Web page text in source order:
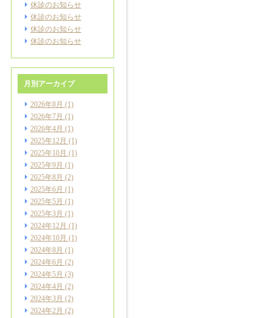
休診のお知らせ
休診のお知らせ
休診のお知らせ
休診のお知らせ
月別アーカイブ
2026年8月 (1)
2026年7月 (1)
2026年4月 (1)
2025年12月 (1)
2025年10月 (1)
2025年9月 (1)
2025年8月 (2)
2025年6月 (1)
2025年5月 (1)
2025年3月 (1)
2024年12月 (1)
2024年10月 (1)
2024年8月 (1)
2024年6月 (2)
2024年5月 (3)
2024年4月 (2)
2024年3月 (2)
2024年2月 (2)